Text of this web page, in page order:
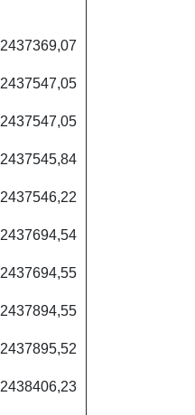
2437369,07
2437547,05
2437547,05
2437545,84
2437546,22
2437694,54
2437694,55
2437894,55
2437895,52
2438406,23